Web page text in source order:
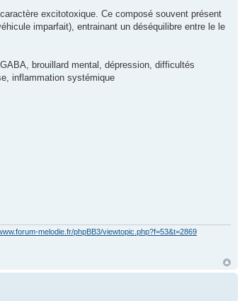
excitotoxique. Ce composé souvent présent
imparfait), entrainant un déséquilibre entre le le
brouillard mental, dépression, difficultés
inflammation systémique
melodie.fr/phpBB3/viewtopic.php?f=53&t=2869